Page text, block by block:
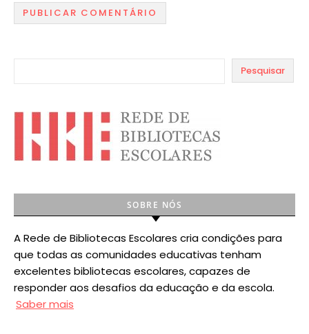
Pesquisar
SOBRE NÓS
A Rede de Bibliotecas Escolares cria condições para
que todas as comunidades educativas tenham
excelentes bibliotecas escolares, capazes de
responder aos desafios da educação e da escola.
Saber mais